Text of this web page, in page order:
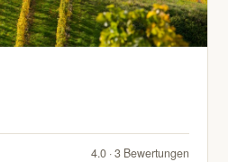
4.0 · 3 Bewertungen